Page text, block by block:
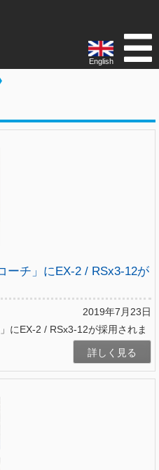
English
ーチ」にEX-2 / RSx3-12が
2019年7月23日
にEX-2 / RSx3-12が採用されま
詳しく見る